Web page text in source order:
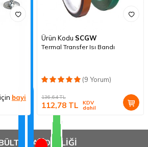
bayi
Ürün Kodu SCGW
Termal Transfer Isı Bandı
(9 Yorum)
136,64TL
112,78 TL KDV
dahil
ABONELİĞİ